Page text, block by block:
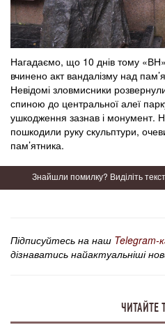
Нагадаємо, що 10 днів тому
вчинено акт вандалізму над
Невідомі зловмисники
спиною до центральної алеї
ушкодження зазнав і монумент.
пошкодили руку скульптури,
пам’ятника.
Знайшли помилку? Виділіть текст
Підписуйтесь на наш Telegram-
дізнаватись найактуальніші
ЧИТАЙТЕ